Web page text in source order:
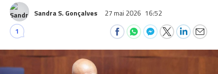
Sandra S. Gonçalves 27 mai 2026 16:52
1